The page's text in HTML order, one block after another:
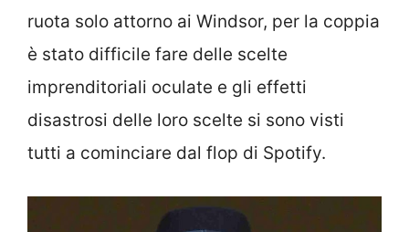
ruota solo attorno ai Windsor, per la coppia
è stato difficile fare delle scelte
imprenditoriali oculate e gli effetti
disastrosi delle loro scelte si sono visti
tutti a cominciare dal flop di Spotify.